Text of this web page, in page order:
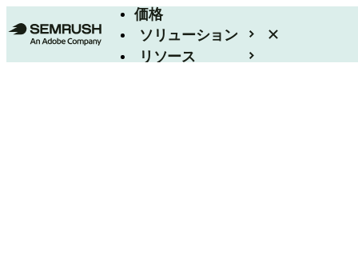
価格
ソリューション
リソース